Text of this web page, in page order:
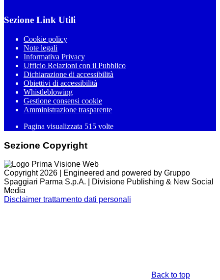
Sezione Link Utili
Cookie policy
Note legali
Informativa Privacy
Ufficio Relazioni con il Pubblico
Dichiarazione di accessibilità
Obiettivi di accessibilità
Whistleblowing
Gestione consensi cookie
Amministrazione trasparente
Pagina visualizzata 515 volte
Sezione Copyright
Copyright 2026 | Engineered and powered by Gruppo
Spaggiari Parma S.p.A. | Divisione Publishing & New Social
Media
Disclaimer trattamento dati personali
Back to top